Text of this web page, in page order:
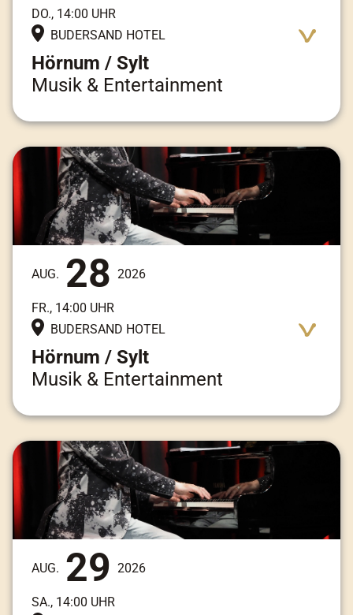
DO., 14:00 UHR
BUDERSAND HOTEL
Hörnum / Sylt
Musik & Entertainment
AUG. 28 2026
FR., 14:00 UHR
BUDERSAND HOTEL
Hörnum / Sylt
Musik & Entertainment
AUG. 29 2026
SA., 14:00 UHR